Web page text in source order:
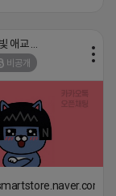
100개당 450원 인
스) 1000회당 - 천
스트 (게시물전용)
다른 서비스 및 구매
문의주세요 (카톡) 카
비공개